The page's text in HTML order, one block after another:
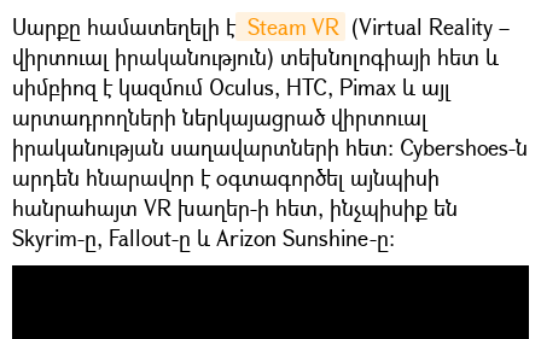
Սարքը համատեղելի է Steam VR (Virtual Reality –
վիրտուալ իրականություն) տեխնոլոգիայի հետ և
սիմբիոզ է կազմում Oculus, HTC, Pimax և այլ
արտադրողների ներկայացրած վիրտուալ
իրականության սաղավարտների հետ։ Cybershoes-ն
արդեն հնարավոր է օգտագործել այնպիսի
հանրահայտ VR խաղեր-ի հետ, ինչպիսիք են
Skyrim-ը, Fallout-ը և Arizon Sunshine-ը։